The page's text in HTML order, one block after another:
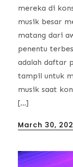
mereka di
musik besar
matang dari
penentu
adalah daftar
tampil untuk
musik saat
[…]
Posted
March 30,